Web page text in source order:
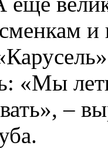
и
«Мы
–